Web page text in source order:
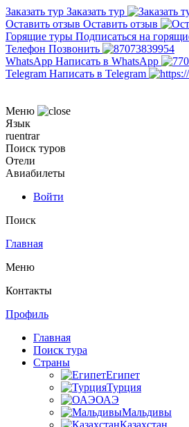
Заказать тур Заказать тур
Оставить отзыв Оставить отзыв
Горящие туры Подписаться на
Телефон Позвонить
WhatsApp Написать в WhatsApp
Telegram Написать в Telegram
Меню
Язык
ruentrar
Поиск туров
Отели
Авиабилеты
Войти
Поиск
Главная
Меню
Контакты
Профиль
Главная
Поиск тура
Страны
Египет
Турция
ОАЭ
Мальдивы
Казахстан